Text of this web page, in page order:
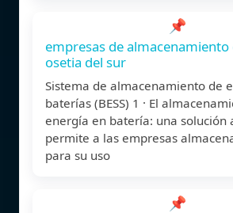
📌
empresas de almacenamiento
osetia del sur
Sistema de almacenamiento de
baterías (BESS) 1 · El
energía en batería: una solución
permite a las empresas
para su uso
📌